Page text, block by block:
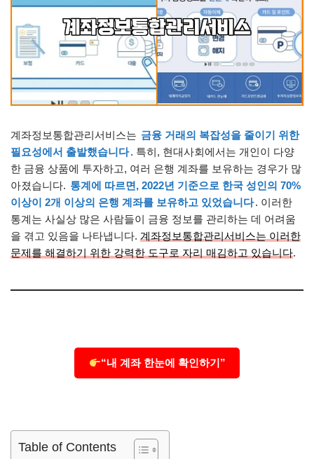
계좌정보통합관리서비스는 금융 거래의 복잡성을 줄이기 위한
필요성에서 출발했습니다. 특히, 현대사회에서는 개인이 다양
한 금융 상품에 투자하고, 여러 은행 계좌를 보유하는 경우가 많
아졌습니다. 통계에 따르면, 2022년 기준으로 한국 성인의 70%
이상이 2개 이상의 은행 계좌를 보유하고 있었습니다. 이러한
통계는 사실상 많은 사람들이 금융 정보를 관리하는 데 어려움
을 겪고 있음을 나타냅니다. 계좌정보통합관리서비스는 이러한
문제를 해결하기 위한 강력한 도구로 자리 매김하고 있습니다.
“내 계좌 한눈에 확인하기”
Table of Contents